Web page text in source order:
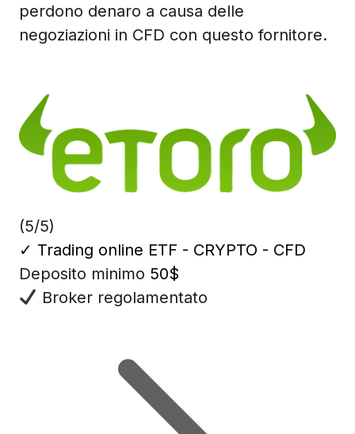
perdono denaro a causa delle
negoziazioni in CFD con questo fornitore.
(5/5)
✓ Trading online ETF - CRYPTO - CFD
Deposito minimo 50$
Broker regolamentato